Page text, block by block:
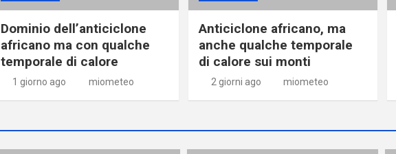
Dominio dell’anticiclone
africano ma con qualche
temporale di calore
1 giorno ago miometeo
Anticiclone africano, ma
anche qualche temporale
di calore sui monti
2 giorni ago miometeo